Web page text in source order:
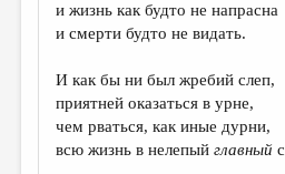
и жизнь как будто не напрасна
и смерти будто не видать.
И как бы ни был жребий слеп,
приятней оказаться в урне,
чем рваться, как иные дурни,
всю жизнь в нелепыйглавный